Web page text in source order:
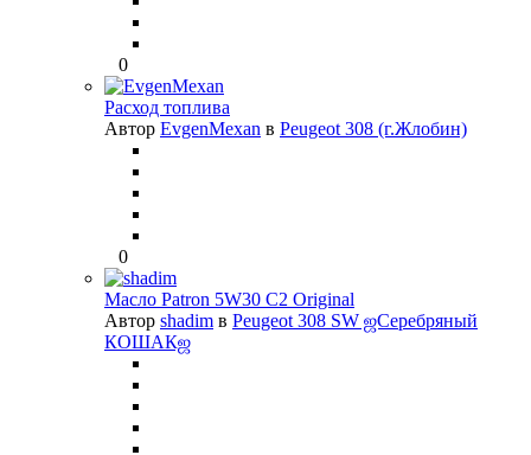
0
Расход топлива
Автор EvgenMexan в Peugeot 308 (г.Жлобин)
0
Масло Patron 5W30 C2 Original
Автор shadim в Peugeot 308 SW ஜСеребряный
КОШАКஜ